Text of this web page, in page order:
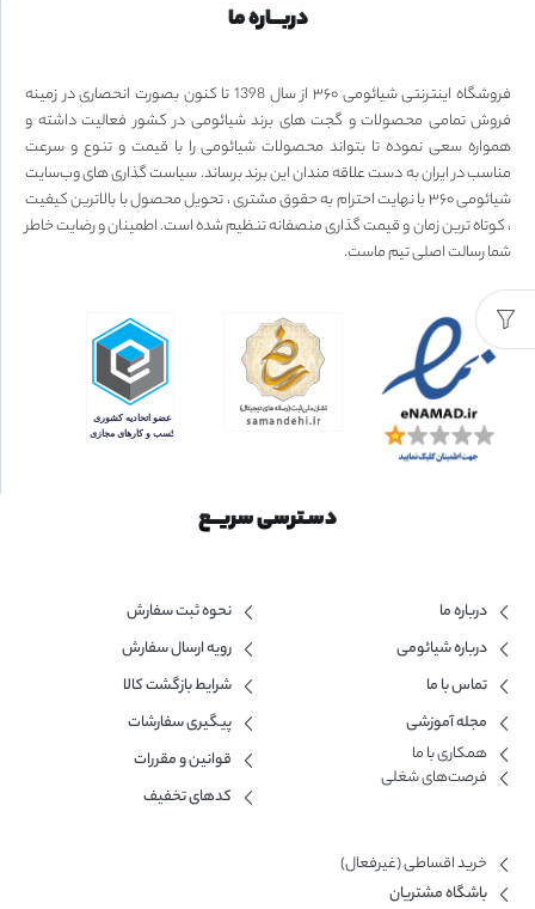
دربـــاره ما
فروشگاه اینترنتی شیائومی ۳۶۰ از سال 1398 تا کنون بصورت انحصاری در زمینه
فروش تمامی محصولات و گجت های برند شیائومی در کشور فعالیت داشته و
همواره سعی نموده تا بتواند محصولات شیائومی را با قیمت و تنوع و سرعت
مناسب در ایران به دست علاقه مندان این برند برساند. سیاست گذاری های وب‌سایت
شیائومی ۳۶۰ با نهایت احترام به حقوق مشتری ، تحویل محصول با بالاترین کیفیت
، کوتاه ترین زمان و قیمت گذاری منصفانه تنظیم شده است. اطمینان و رضایت خاطر
شما رسالت اصلی تیم ماست.
دسـترسی سریــع
درباره ما
درباره شیائومی
تماس با ما
مجله آموزشی
همکاری با ما​
فرصت‌های شغلی
نحوه ثبت سفارش
رویه ارسال سفارش
شرایط بازگشت کالا
پیگیری سفارشات
قوانین و مقررات
کدهای تخفیف
خرید اقساطی (غیرفعال)
باشگاه مشتریان